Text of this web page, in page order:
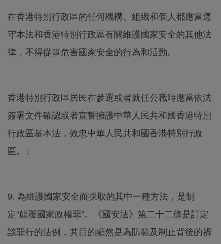
在香港特別行政區的任何機構、組織和個人都應當遵
守本法和香港特別行政區有關維護國家安全的其他法
律，不得從事危害國家安全的行為和活動。
香港特別行政區居民在參選或者就任公職時應當依法
簽署文件確認或者宣誓擁護中華人民共和國香港特別
行政區基本法，效忠中華人民共和國香港特別行政
區。」
9. 為維護國家安全而採取的其中一種方法，是制
定“顛覆國家政權罪”。《國安法》第二十二條是訂定
該罪行的法例，其目的顯然是為防範及制止背後的禍